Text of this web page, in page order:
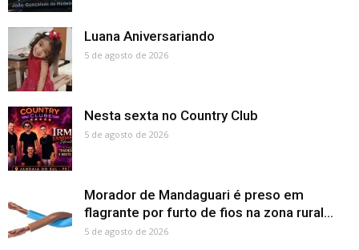
Luana Aniversariando
5 de agosto de 2026
Nesta sexta no Country Club
5 de agosto de 2026
Morador de Mandaguari é preso em
flagrante por furto de fios na zona rural...
5 de agosto de 2026